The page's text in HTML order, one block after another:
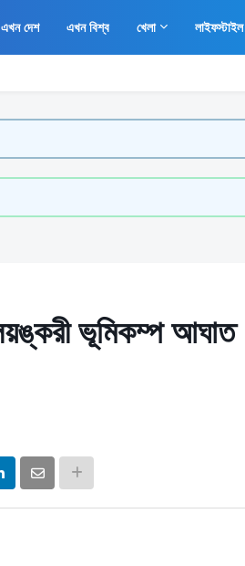
এখন দেশ এখন বিশ্ব খেলা লাইফস্টাইল
ভূমিকম্প আঘাত